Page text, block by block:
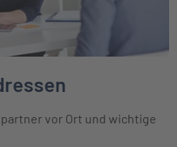
vor Ort und wichtige